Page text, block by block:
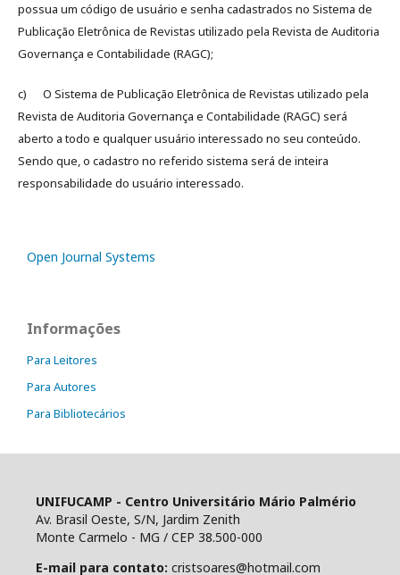
possua um código de usuário e senha cadastrados no Sistema de
Publicação Eletrônica de Revistas utilizado pela Revista de Auditoria
Governança e Contabilidade (RAGC);
c) O Sistema de Publicação Eletrônica de Revistas utilizado pela
Revista de Auditoria Governança e Contabilidade (RAGC) será
aberto a todo e qualquer usuário interessado no seu conteúdo.
Sendo que, o cadastro no referido sistema será de inteira
responsabilidade do usuário interessado.
Open Journal Systems
Informações
Para Leitores
Para Autores
Para Bibliotecários
UNIFUCAMP - Centro Universitário Mário Palmério
Av. Brasil Oeste, S/N, Jardim Zenith
Monte Carmelo - MG / CEP 38.500-000
E-mail para contato: cristsoares@hotmail.com